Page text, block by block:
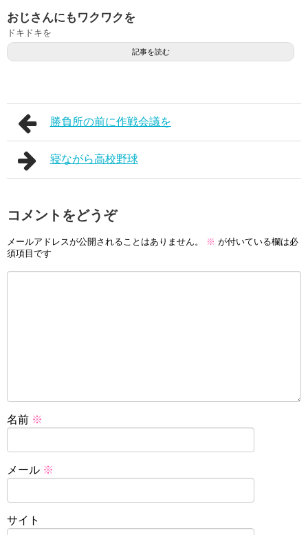
おじさんにもワクワクを
ドキドキを
記事を読む
勝負所の前に作戦会議を
寝ながら高校野球
コメントをどうぞ
メールアドレスが公開されることはありません。 ※ が付いている欄は必
須項目です
名前 ※
メール ※
サイト